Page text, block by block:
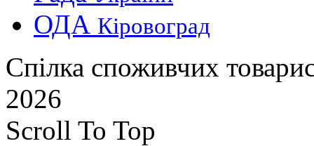
ОДА Кіровоград
Спілка споживчих
2026
Scroll To Top